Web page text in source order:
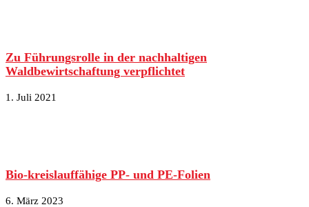
Zu Führungsrolle in der nachhaltigen
Waldbewirtschaftung verpflichtet
1. Juli 2021
Bio-kreislauffähige PP- und PE-Folien
6. März 2023